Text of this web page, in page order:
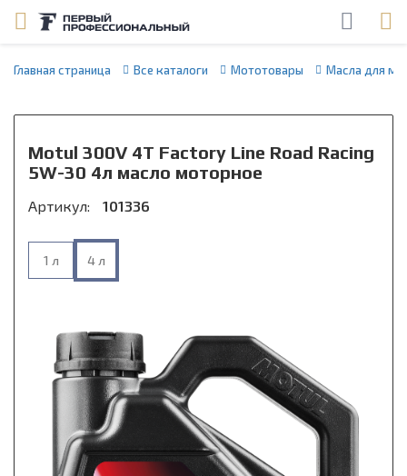
Главная страница Все каталоги Мототовары Масла для
Motul 300V 4T Factory Line Road Racing
5W-30 4л масло моторное
Артикул: 101336
1 л 4 л